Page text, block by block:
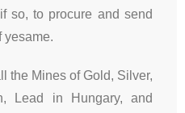
so, to procure and send
yesame.
the Mines of Gold, Silver,
Lead in Hungary, and